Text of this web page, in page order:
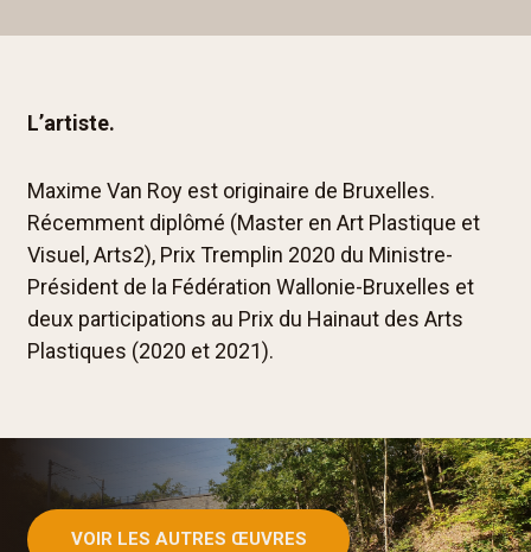
L’artiste.
Maxime Van Roy est originaire de Bruxelles.
Récemment diplômé (Master en Art Plastique et
Visuel, Arts2), Prix Tremplin 2020 du Ministre-
Président de la Fédération Wallonie-Bruxelles et
deux participations au Prix du Hainaut des Arts
Plastiques (2020 et 2021).
VOIR LES AUTRES ŒUVRES